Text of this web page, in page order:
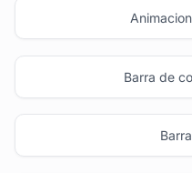
Barra de